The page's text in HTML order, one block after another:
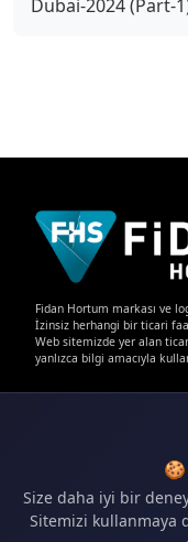
Dubai-2024 (Part-
Fidan Hortum markası ve
İzinsiz herhangi bir ticari
Web sitemizde yer alan
yanlızca bilgi amacıyla
İLETIŞIM
🍪
Size daha iyi bir
Sitemizi kullanmaya